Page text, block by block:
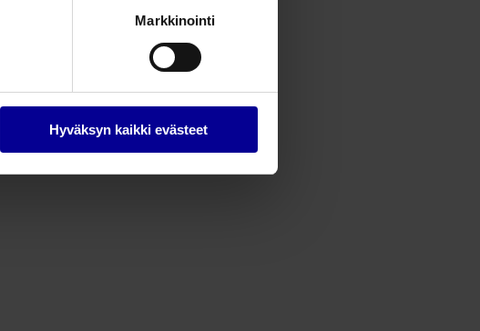
Markkinointi
Hyväksyn kaikki evästeet